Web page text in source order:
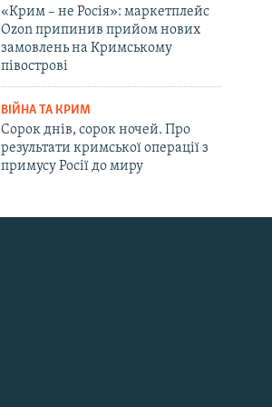
«Крим – не Росія»: маркетплейс
Ozon припинив прийом нових
замовлень на Кримському
півострові
ВІЙНА ТА КРИМ
Сорок днів, сорок ночей. Про
результати кримської операції з
примусу Росії до миру